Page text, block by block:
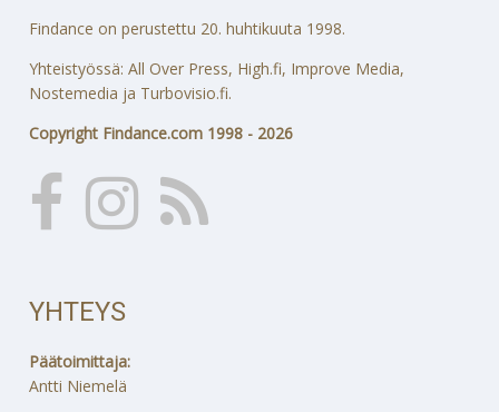
Findance on perustettu 20. huhtikuuta 1998.
Yhteistyössä: All Over Press, High.fi, Improve Media,
Nostemedia ja Turbovisio.fi.
Copyright Findance.com 1998 - 2026
YHTEYS
Päätoimittaja:
Antti Niemelä